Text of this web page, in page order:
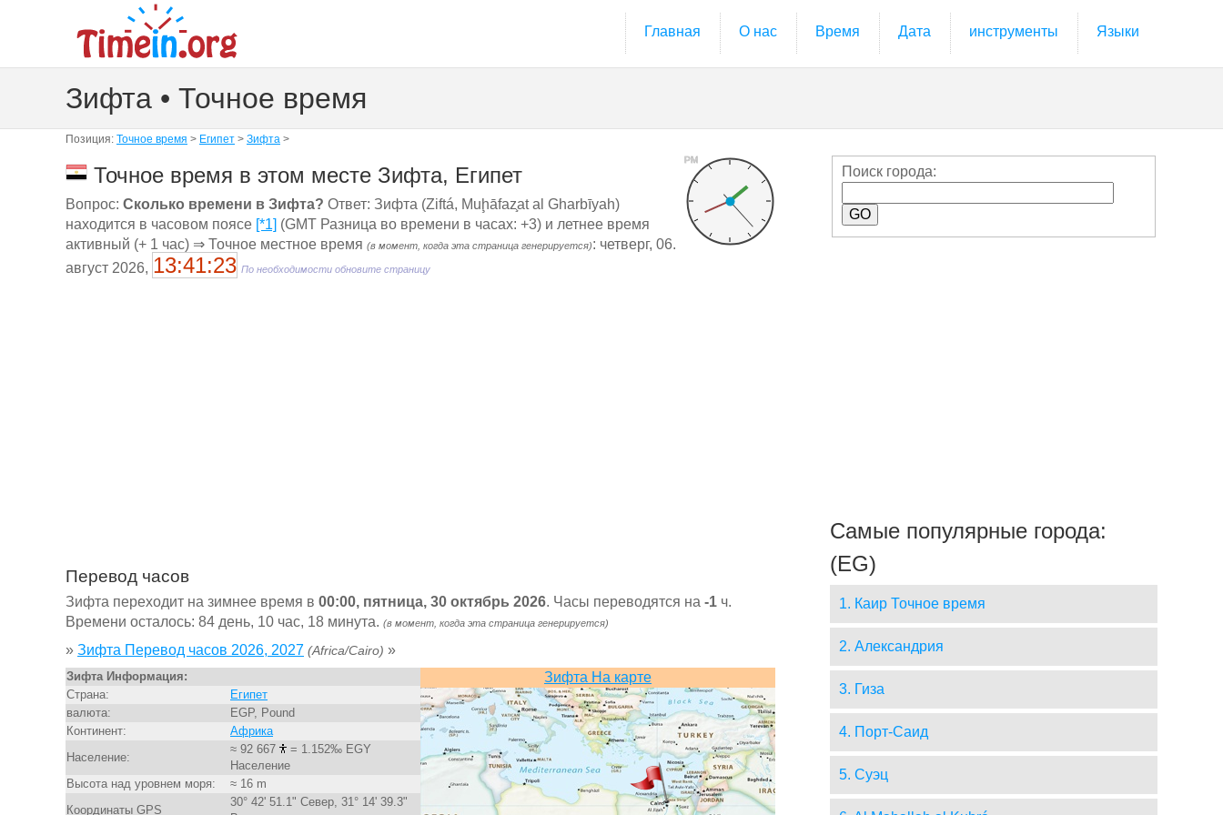
Главная О нас Время Дата инструменты Языки
Зифта • Точное время
Позиция: Точное время > Египет > Зифта >
PM
Точное время в этом месте Зифта, Египет
Вопрос: Сколько времени в Зифта? Ответ: Зифта (Ziftá, Muḩāfaz̧at al Gharbīyah)
находится в часовом поясе [*1] (GMT Разница во времени в часах: +3) и летнее время
активный (+ 1 час) ⇒ Точное местное время (в момент, когда эта страница генерируется): четверг, 06.
август 2026, 13:41:23 По необходимости обновите страницу
Перевод часов
Зифта переходит на зимнее время в 00:00, пятница, 30 октябрь 2026. Часы переводятся на -1 ч.
Времени осталось: 84 день, 10 час, 18 минута. (в момент, когда эта страница генерируется)
» Зифта Перевод часов 2026, 2027 (Africa/Cairo) »
Зифта Информация:
Страна:
Египет
валюта:
EGP, Pound
Континент:
Африка
Население:
≈ 92 667
= 1.152‰ EGY
Население
Высота над уровнем моря:
≈ 16 m
Координаты GPS
30° 42' 51.1" Север, 31° 14' 39.3"
Зифта На карте
Поиск города:
Самые популярные города:
(EG)
1. Каир Точное время
2. Александрия
3. Гиза
4. Порт-Саид
5. Суэц